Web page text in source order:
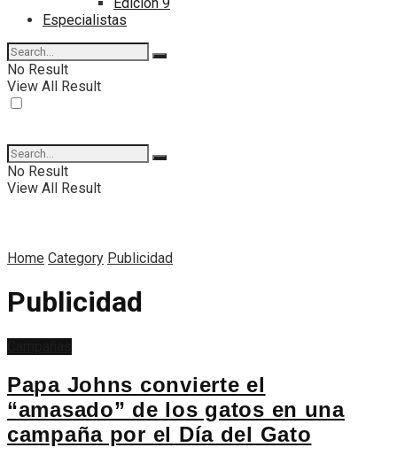
Especialistas
No Result
View All Result
No Result
View All Result
Home Category Publicidad
Publicidad
Papa Johns convierte el
“amasado” de los gatos en una
campaña por el Día del Gato